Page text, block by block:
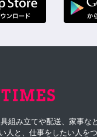
組み立てや配送、家事な
人と、仕事をしたい人を